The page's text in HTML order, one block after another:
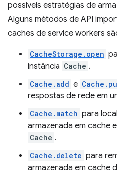
possíveis estratégias de
Alguns métodos de API
caches de service workers
CacheStorage.open
instância Cache .
Cache.add e
respostas de rede em
Cache.match para
armazenada em cache
Cache .
Cache.delete para
armazenada em cache